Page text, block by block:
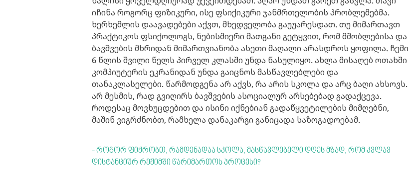
იჩინა როგორც ფიზიკური, ისე ფსიქიკური ჯანმრთელობის პრობლემებმა.
ხერხემლის დაავადებები აქვთ, მხედველობა გაუუარესდათ. თუ მიმართავთ
პრაქტიკოს ფსიქოლოგს, ნებისმიერი მათგანი გეტყვით, რომ მშობლებისა და
ბავშვების მხრიდან მიმართვიანობა ასეთი მაღალი არასდროს ყოფილა. ჩემი
6 წლის შვილი წელს პირველ კლასში უნდა წასულიყო. ახლა მისაღებ ოთახში
კომპიუტერის ეკრანიდან უნდა გაიცნოს მასწავლებლები და
თანაკლასელები. წარმოდგენა არ აქვს, რა არის სკოლა და არც ბაღი ახსოვს.
არ მესმის, რად გვიღირს ბავშვების ასოციალურ არსებებად გადაქცევა.
როდესაც მოვხუცდებით და ისინი იქნებიან გადაწყვეტილების მიმღებნი,
მაშინ ვიგრძნობთ, რამხელა დანაკარგი განიცადა საზოგადოებამ.
- როგორ ფიქრობთ, რამდენადაა სკოლა, მასწავლებელი დღეს მზად, რომ კვლავ
დისტანციურ რეჟიმში წარიმართოს პროცესი?